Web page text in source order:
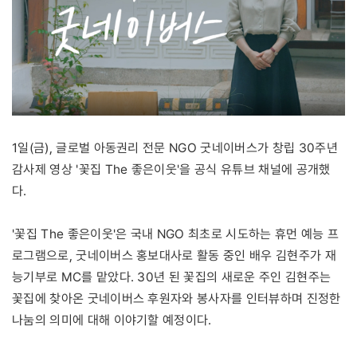
1일(금), 글로벌 아동권리 전문 NGO 굿네이버스가 창립 30주년
감사제 영상 '꽃집 The 좋은이웃'을 공식 유튜브 채널에 공개했
다.
'꽃집 The 좋은이웃'은 국내 NGO 최초로 시도하는 휴먼 예능 프
로그램으로, 굿네이버스 홍보대사로 활동 중인 배우 김현주가 재
능기부로 MC를 맡았다. 30년 된 꽃집의 새로운 주인 김현주는
꽃집에 찾아온 굿네이버스 후원자와 봉사자를 인터뷰하며 진정한
나눔의 의미에 대해 이야기할 예정이다.